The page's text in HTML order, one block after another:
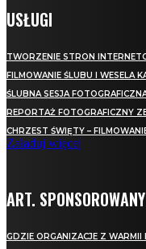
USŁUGI
TWORZENIE STRON
FILMOWANIE ŚLUBU I WESELA
ŚLUBNA SESJA
REPORTAŻ FOTOGRAFICZNY
CHRZEST ŚWIĘTY –
Załaduj więcej
ART. SPONSOROWANY
GDZIE ORGANIZACJE Z WARMII